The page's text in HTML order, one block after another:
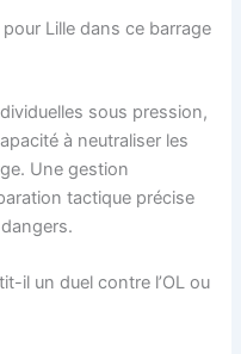
Lille dans ce barrage
sous pression,
à neutraliser les
Une gestion
tactique précise
il un duel contre l’OL ou